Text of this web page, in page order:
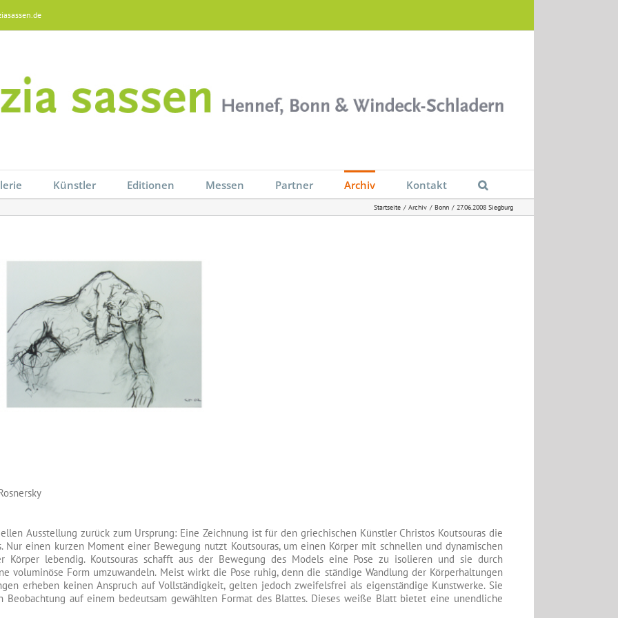
Künstler Editionen Messen Partner Archiv Kontakt
Startseite Archiv Bonn 27.06.2008 Siegburg
Ausstellung zurück zum Ursprung: Eine Zeichnung ist für den griechischen Künstler Christos Koutsouras die
Nur einen kurzen Moment einer Bewegung nutzt Koutsouras, um einen Körper mit schnellen und dynamischen
lebendig. Koutsouras schafft aus der Bewegung des Models eine Pose zu isolieren und sie durch
voluminöse Form umzuwandeln. Meist wirkt die Pose ruhig, denn die ständige Wandlung der Körperhaltungen
erheben keinen Anspruch auf Vollständigkeit, gelten jedoch zweifelsfrei als eigenständige Kunstwerke. Sie
Beobachtung auf einem bedeutsam gewählten Format des Blattes. Dieses weiße Blatt bietet eine unendliche